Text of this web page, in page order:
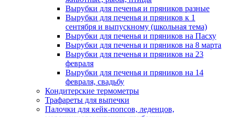
Вырубки для печенья и пряников разные
Вырубки для печенья и пряников к 1
сентября и выпускному (школьная тема)
Вырубки для печенья и пряников на Пасху
Вырубки для печенья и пряников на 8 марта
Вырубки для печенья и пряников на 23
февраля
Вырубки для печенья и пряников на 14
февраля, свадьбу
Кондитерские термометры
Трафареты для выпечки
Палочки для кейк-попсов, леденцов,